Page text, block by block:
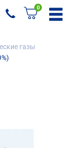
0
газы